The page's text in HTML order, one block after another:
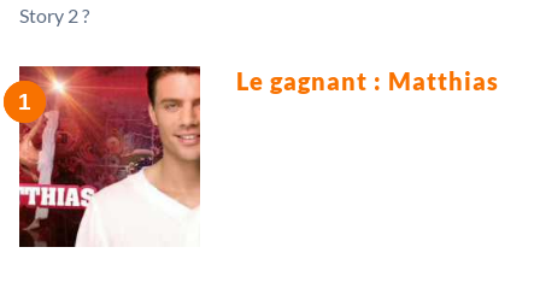
Story 2 ?
Le gagnant : Matthias